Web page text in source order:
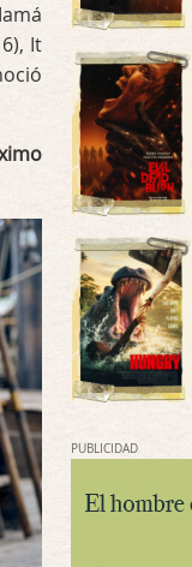
It
Las 10
Oscuras
Por: JORDI CRUYFF
Possession
Por: Chupasangre
Mi opinión
El eslabón
Por: Luar
Possession
Posesión
Yo justo fui
PUBLICIDAD